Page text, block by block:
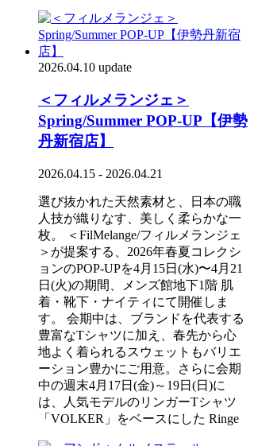
2026.04.10 update
＜フィルメランジェ＞
Spring/Summer POP-UP【伊勢
丹新宿店】
2026.04.15 - 2026.04.21
選び抜かれた天然素材と、日本の職
人技が織りなす、美しく柔らかな一
枚。 ＜FilMelange/フィルメランジェ
＞が提案する、2026年春夏コレクシ
ョンのPOP-UPを4⽉15⽇(⽔)〜4⽉21
⽇(⽕)の期間、メンズ館地下1階 肌
着・靴下・ナイティにて開催しま
す。 会期中は、ブランドを代表する
豊富なTシャツに加え、春先から心
地よく着られるスウェットもバリエ
ーション豊かにご用意。さらに会期
中の週末4月17日(金)～19日(日)に
は、人気モデルのリンガーTシャツ
「VOLKER」をベースにした Ringe